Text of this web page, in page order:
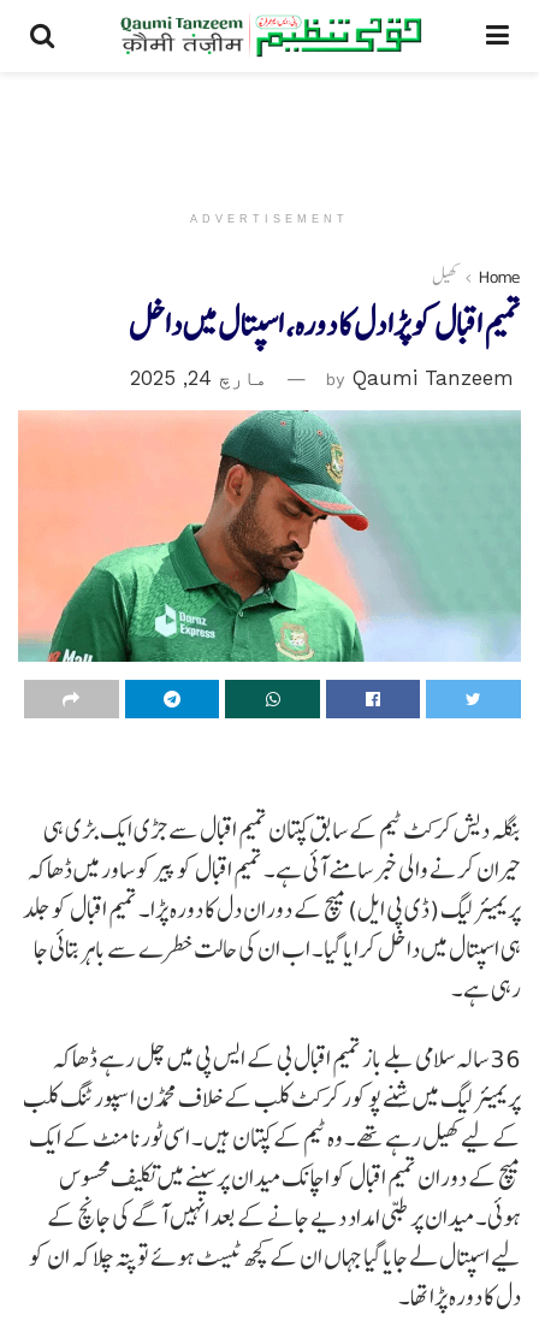
ADVERTISEMENT
Home کھیل
تمیم اقبال کو پڑا دل کا دورہ، اسپتال میں داخل
by Qaumi Tanzeem مارچ 24, 2025
بنگلہ دیش کرکٹ ٹیم کے سابق کپتان تمیم اقبال سے جڑی ایک بڑی ہی
حیران کرنے والی خبر سامنے آئی ہے۔ تمیم اقبال کو پیر کو ساور میں ڈھاکہ
پریمیئر لیگ (ڈی پی ایل) میچ کے دوران دل کا دورہ پڑا۔ تمیم اقبال کو جلد
ہی اسپتال میں داخل کرایا گیا۔ اب ان کی حالت خطرے سے باہر بتائی جا
رہی ہے۔
36 سالہ سلامی بلے باز تمیم اقبال بی کے ایس پی میں چل رہے ڈھاکہ
پریمیئر لیگ میں شِنے پوکور کرکٹ کلب کے خلاف محمڈن اسپورٹنگ کلب
کے لیے کھیل رہے تھے۔ وہ ٹیم کے کپتان ہیں۔ اسی ٹورنامنٹ کے ایک
میچ کے دوران تمیم اقبال کو اچانک میدان پر سینے میں تکلیف محسوس
ہوئی۔ میدان پر طبی امداد دیے جانے کے بعد انہیں آگے کی جانچ کے
لیے اسپتال لے جایا گیا جہاں ان کے کچھ ٹیسٹ ہوئے تو پتہ چلا کہ ان کو
دل کا دورہ پڑا تھا۔